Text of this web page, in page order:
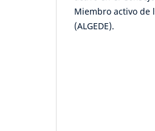
Miembro activo de
(ALGEDE).